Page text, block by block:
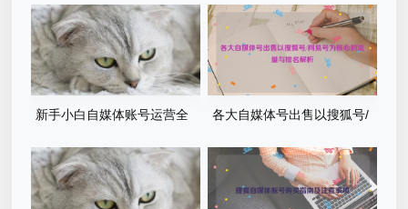
新手小白自媒体账号运营全
攻略-从0到1打造购买自媒体
账号网易搜索知乎百家号
各大自媒体号出售以搜狐号/
网易号为核心的流量与排名解
析